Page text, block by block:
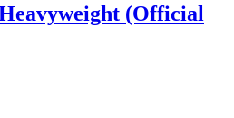
(Official